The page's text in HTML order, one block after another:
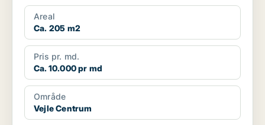
Areal
Ca. 205 m2
Pris pr. md.
Ca. 10.000 pr md
Område
Vejle Centrum